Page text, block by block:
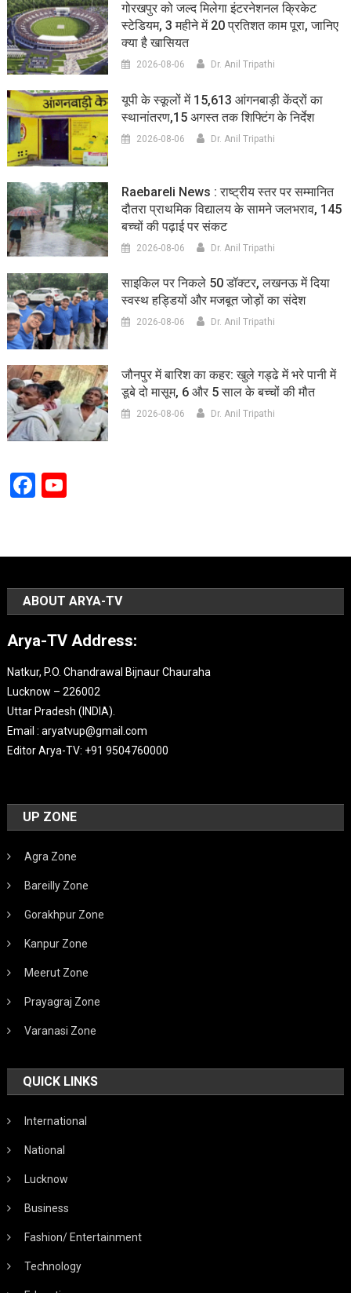
गोरखपुर को जल्द मिलेगा इंटरनेशनल क्रिकेट
स्टेडियम, 3 महीने में 20 प्रतिशत काम पूरा, जानिए
क्या है खासियत
2026-08-06 Dr. Anil Tripathi
यूपी के स्कूलों में 15,613 आंगनबाड़ी केंद्रों का
स्थानांतरण,15 अगस्त तक शिफ्टिंग के निर्देश
2026-08-06 Dr. Anil Tripathi
Raebareli News : राष्ट्रीय स्तर पर सम्मानित
दौतरा प्राथमिक विद्यालय के सामने जलभराव, 145
बच्चों की पढ़ाई पर संकट
2026-08-06 Dr. Anil Tripathi
साइकिल पर निकले 50 डॉक्टर, लखनऊ में दिया
स्वस्थ हड्डियों और मजबूत जोड़ों का संदेश
2026-08-06 Dr. Anil Tripathi
जौनपुर में बारिश का कहर: खुले गड्ढे में भरे पानी में
डूबे दो मासूम, 6 और 5 साल के बच्चों की मौत
2026-08-06 Dr. Anil Tripathi
Facebook
YouTube
ABOUT ARYA-TV
Arya-TV Address:
Natkur, P.O. Chandrawal Bijnaur Chauraha
Lucknow – 226002
Uttar Pradesh (INDIA).
Email : aryatvup@gmail.com
Editor Arya-TV: +91 9504760000
UP ZONE
Agra Zone
Bareilly Zone
Gorakhpur Zone
Kanpur Zone
Meerut Zone
Prayagraj Zone
Varanasi Zone
QUICK LINKS
International
National
Lucknow
Business
Fashion/ Entertainment
Technology